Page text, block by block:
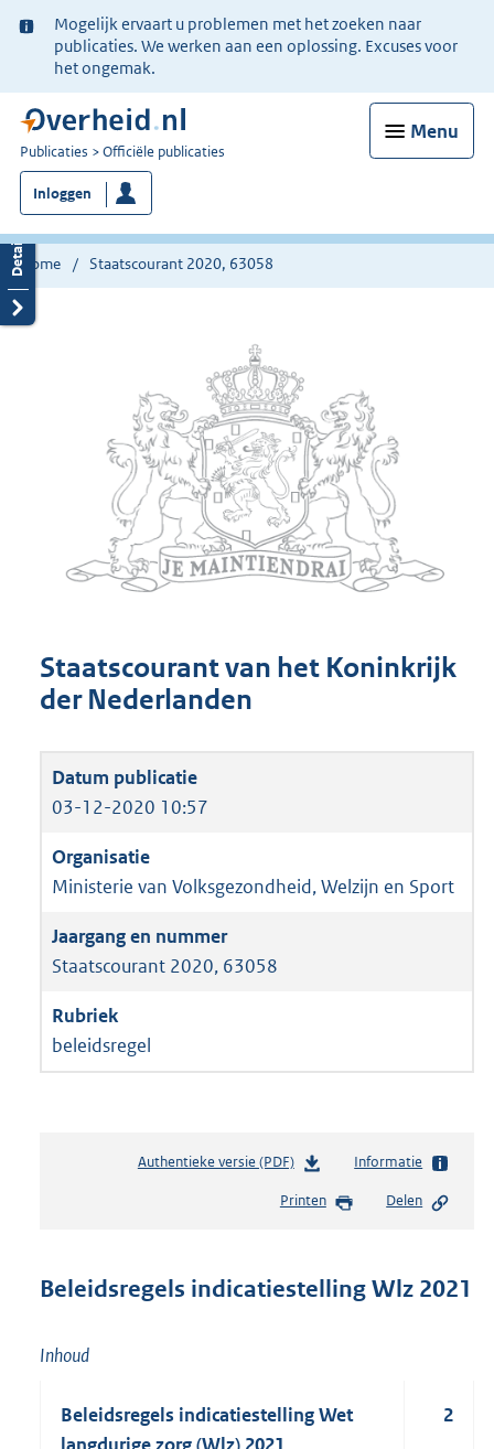
Ter
informatie:
Mogelijk ervaart u problemen met het zoeken naar
publicaties. We werken aan een oplossing. Excuses voor
het ongemak.
Menu
U
bent
nu
hier:
Publicaties Officiële publicaties
Inloggen
Home Staatscourant 2020, 63058
Staatscourant van het Koninkrijk
der Nederlanden
03-12-2020 10:57
Ministerie van Volksgezondheid, Welzijn en Sport
Staatscourant 2020, 63058
beleidsregel
Authentieke versie (PDF)b
s
d
o
Informatie
Printen Delen
Beleidsregels indicatiestelling Wlz 2021
Inhoud
Beleidsregels indicatiestelling Wet
2